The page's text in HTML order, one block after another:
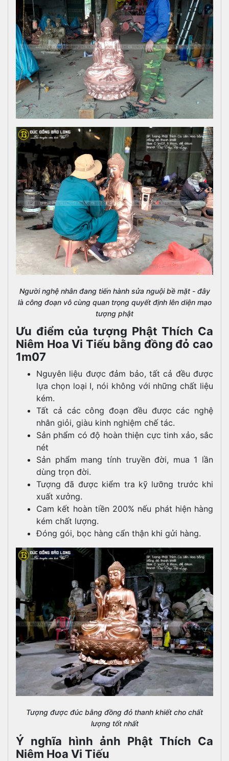
Người nghệ nhân đang tiến hành sửa nguội bề mặt - đây
là công đoạn vô cùng quan trọng quyết định lên diện mạo
tượng phật
Ưu điểm của tượng Phật Thích Ca
Niêm Hoa Vi Tiếu bằng đồng đỏ cao
1m07
Nguyên liệu được đảm bảo, tất cả đều được
lựa chọn loại I, nói không với những chất liệu
kém.
Tất cả các công đoạn đều được các nghệ
nhân giỏi, giàu kinh nghiệm chế tác.
Sản phẩm có độ hoàn thiện cực tinh xảo, sắc
nét
Sản phẩm mang tính truyền đời, mua 1 lần
dùng trọn đời.
Tượng đã được kiểm tra kỹ lưỡng trước khi
xuất xưởng.
Cam kết hoàn tiền 200% nếu phát hiện hàng
kém chất lượng.
Đóng gói, bọc hàng cẩn thận khi gửi hàng.
Tượng được đúc bằng đồng đỏ thanh khiết cho chất
lượng tốt nhất
Ý nghĩa hình ảnh Phật Thích Ca
Niêm Hoa Vi Tiếu